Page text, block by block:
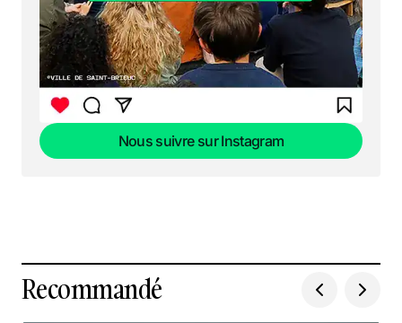
Nous suivre sur Instagram
Recommandé